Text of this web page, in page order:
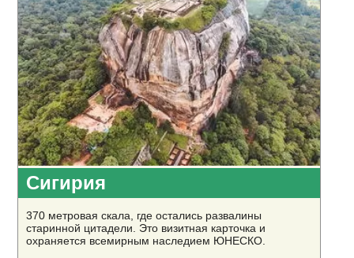
Сигирия
370 метровая скала, где остались развалины
старинной цитадели. Это визитная карточка и
охраняется всемирным наследием ЮНЕСКО.